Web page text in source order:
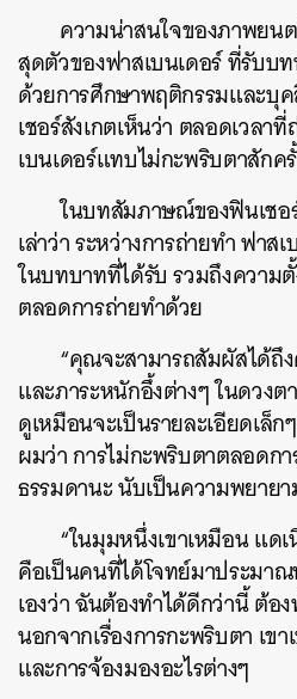
ความน่าสนใจของภาพยน
สุดตัวของฟาสเบนเดอร์ ที่รับบ
ด้วยการศึกษาพฤติกรรมและ
เชอร์สังเกตเห็นว่า ตลอดเวลา
เบนเดอร์แทบไม่กะพริบตาสักค
ในบทสัมภาษณ์ของฟินเชอ
เล่าว่า ระหว่างการถ่ายทำ ฟาส
ในบทบาทที่ได้รับ รวมถึงความ
ตลอดการถ่ายทำด้วย
“คุณจะสามารถสัมผัสได้ถึ
และภาระหนักอึ้งต่างๆ ในดวงต
ดูเหมือนจะเป็นรายละเอียดเล็
ผมว่า การไม่กะพริบตาตลอดกา
ธรรมดานะ นับเป็นความพยายา
“ในมุมหนึ่งเขาเหมือน แด
คือเป็นคนที่ได้โจทย์มาประมา
เองว่า ฉันต้องทำได้ดีกว่านี้ ต้อ
นอกจากเรื่องการกะพริบตา เข
และการจ้องมองอะไรต่างๆ